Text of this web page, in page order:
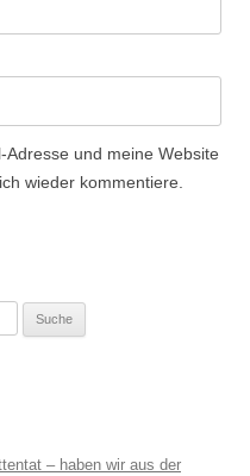
und meine Website
wieder kommentiere.
– haben wir aus der